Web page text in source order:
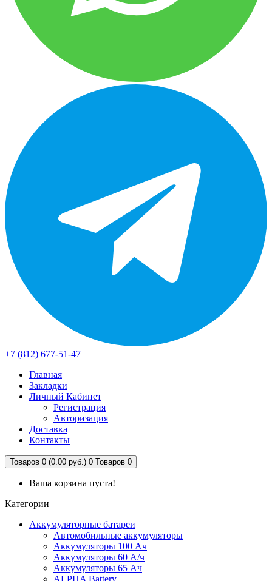
+7 (812) 677-51-47
Главная
Закладки
Личный Кабинет
Регистрация
Авторизация
Доставка
Контакты
Товаров 0 (0.00 руб.) 0 Товаров 0
Ваша корзина пуста!
Категории
Аккумуляторные батареи
Автомобильные аккумуляторы
Аккумуляторы 100 Ач
Аккумуляторы 60 А/ч
Аккумуляторы 65 Ач
ALPHA Battery